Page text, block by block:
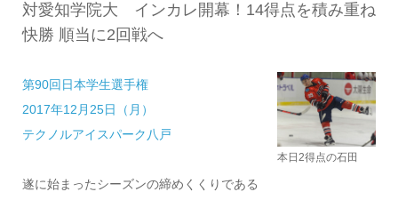
対愛知学院大 インカレ開幕！14得点を積み重ね
快勝 順当に2回戦へ
第90回日本学生選手権
2017年12月25日（月）
テクノルアイスパーク八戸
遂に始まったシーズンの締めくくりである
本日2得点の石田